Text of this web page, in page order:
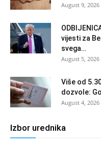
August 9, 2026
vijesti za
svega…
August 5, 2026
Više od
dozvole:
August 4, 2026
Izbor urednika